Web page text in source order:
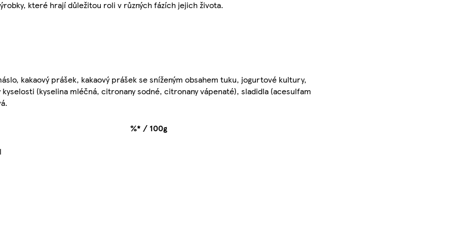
které hrají důležitou roli v různých fázích jejich života.
kakaový prášek, kakaový prášek se sníženým obsahem tuku, jogurtové kultury,
(kyselina mléčná, citronany sodné, citronany vápenaté), sladidla (acesulfam
%* / 100g